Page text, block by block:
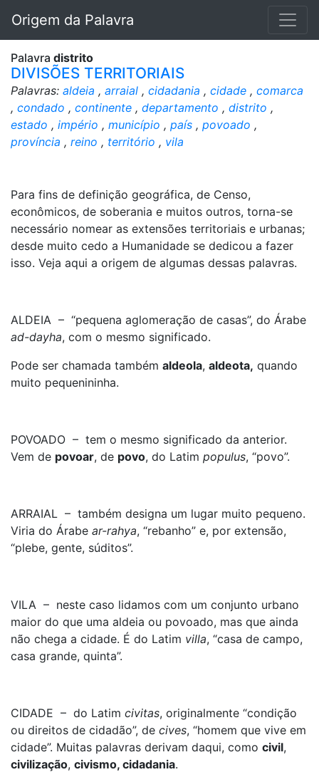
Origem da Palavra
Palavra distrito
DIVISÕES TERRITORIAIS
Palavras: aldeia , arraial , cidadania , cidade , comarca
, condado , continente , departamento , distrito ,
estado , império , município , país , povoado ,
província , reino , território , vila
Para fins de definição geográfica, de Censo,
econômicos, de soberania e muitos outros, torna-se
necessário nomear as extensões territoriais e urbanas;
desde muito cedo a Humanidade se dedicou a fazer
isso. Veja aqui a origem de algumas dessas palavras.
ALDEIA – “pequena aglomeração de casas”, do Árabe
ad-dayha, com o mesmo significado.
Pode ser chamada também aldeola, aldeota, quando
muito pequenininha.
POVOADO – tem o mesmo significado da anterior.
Vem de povoar, de povo, do Latim populus, “povo”.
ARRAIAL – também designa um lugar muito pequeno.
Viria do Árabe ar-rahya, “rebanho” e, por extensão,
“plebe, gente, súditos”.
VILA – neste caso lidamos com um conjunto urbano
maior do que uma aldeia ou povoado, mas que ainda
não chega a cidade. É do Latim villa, “casa de campo,
casa grande, quinta”.
CIDADE – do Latim civitas, originalmente “condição
ou direitos de cidadão”, de cives, “homem que vive em
cidade”. Muitas palavras derivam daqui, como civil,
civilização, civismo, cidadania.